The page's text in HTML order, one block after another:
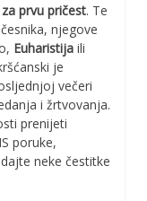
prvu pričest. Te
njegove
Euharistija ili
je
večeri
i žrtvovanja.
prenijeti
poruke,
neke čestitke